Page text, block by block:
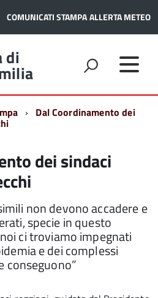
COMUNICATI STAMPAALLERTA METEO
di
Dal Coordinamento dei
dei sindaci
non devono accadere e
specie in questo
ci troviamo impegnati
e dei complessi
conseguono”